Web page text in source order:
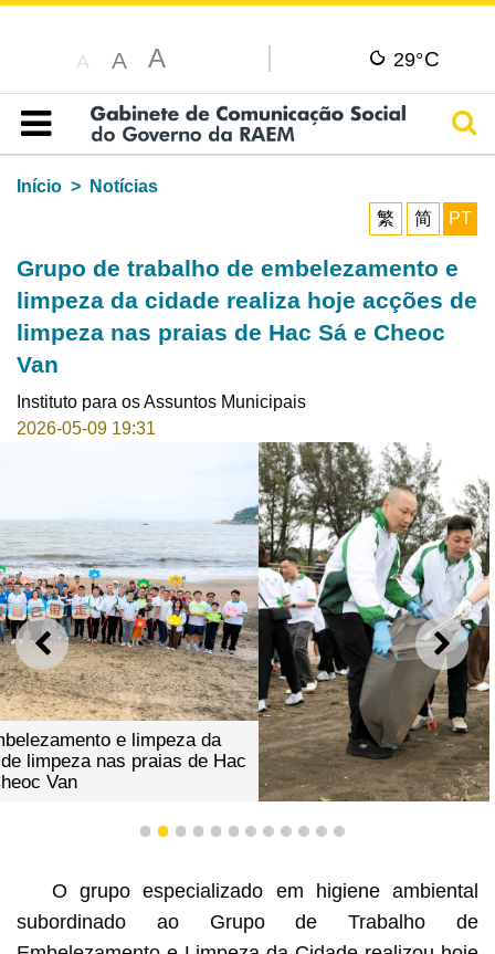
A A A 29°C
Índice
Início
Notícias
繁
简 PT
Grupo de trabalho de embelezamento e
limpeza da cidade realiza hoje acções de
limpeza nas praias de Hac Sá e Cheoc
Van
Instituto para os Assuntos Municipais
2026-05-09 19:31
ANTERIOR
Praia de Hac Sá para divulgar a higiene ambiental(1)
1 2 3 4 5 6 7 8 9 101112
O grupo especializado em higiene ambiental
subordinado ao Grupo de Trabalho de